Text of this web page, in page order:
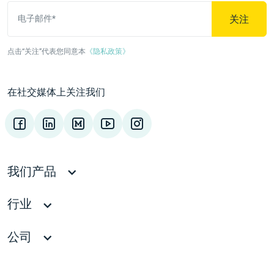
电子邮件* 关注
点击“关注”代表您同意本 《隐私政策》
在社交媒体上关注我们
我们产品
行业
公司